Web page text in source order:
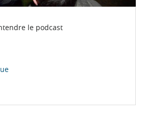
le podcast